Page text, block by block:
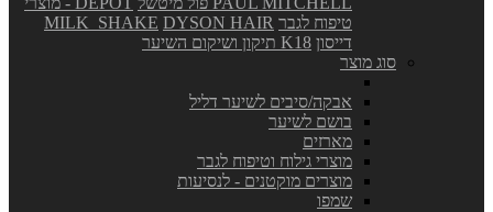
טיפוח לגבר
MILK_SHAKE DYSON HAIR
דייסון K18 תיקון ושיקום השיער
סוג מוצר
אבקה/סיבים לשיער דליל
בושם לשיער
מארזים
מוצרי גילוח וטיפוח לגבר
מוצרים מוקטנים - לנסיעות
שמפו